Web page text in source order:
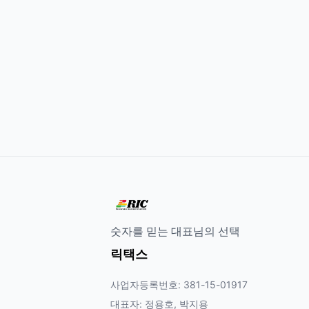
숫자를 믿는 대표님의 선택
릭택스
사업자등록번호: 381-15-01917
대표자: 정용호, 박지용